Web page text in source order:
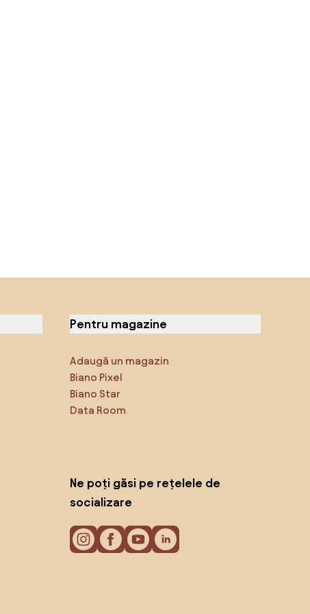
Pentru magazine
Adaugă un magazin
Biano Pixel
Biano Star
Data Room
Ne poți găsi pe rețelele de
socializare